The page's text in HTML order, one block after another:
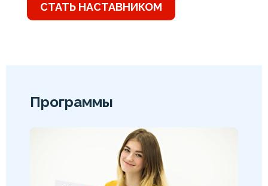
СТАТЬ НАСТАВНИКОМ
Программы